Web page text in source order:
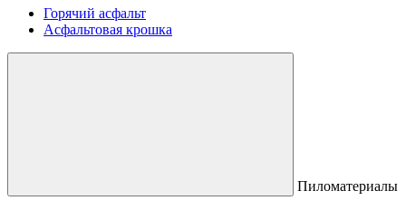
Горячий асфальт
Асфальтовая крошка
Пиломатериалы